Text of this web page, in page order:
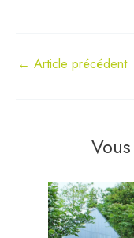
← Article précédent